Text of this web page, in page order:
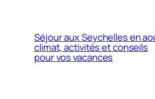
Séjour aux Seychelles en
climat, activités et conseils
pour vos vacances